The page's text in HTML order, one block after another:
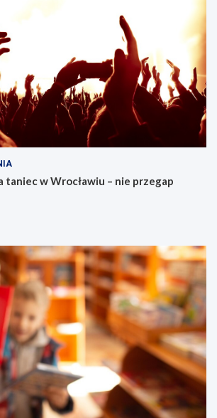
taniec w Wrocławiu – nie przegap